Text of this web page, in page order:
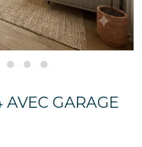
GARAGE